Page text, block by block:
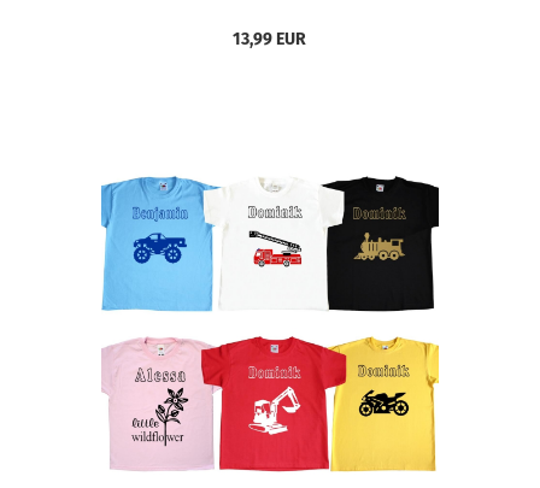
13,99 EUR